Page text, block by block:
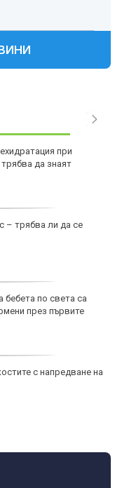
при
да знаят
– трябва ли да се
по света са
през първите
с напредване на